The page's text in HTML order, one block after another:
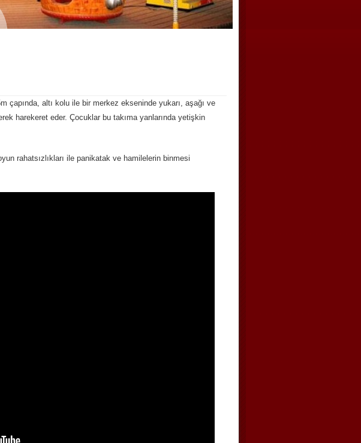
çapında, altı kolu ile bir merkez ekseninde yukarı, aşağı ve
harekeret eder. Çocuklar bu takıma yanlarında yetişkin
rahatsızlıkları ile panikatak ve hamilelerin binmesi